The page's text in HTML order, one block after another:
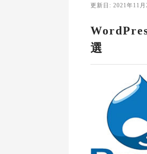
更新日: 2021年11月
選